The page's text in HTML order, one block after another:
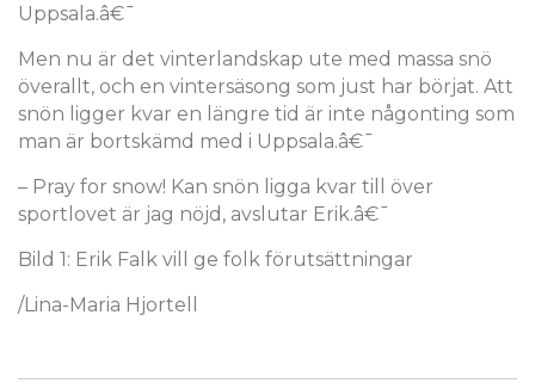
Uppsala.â€¯
Men nu är det vinterlandskap ute med massa snö
överallt, och en vintersäsong som just har börjat. Att
snön ligger kvar en längre tid är inte någonting som
man är bortskämd med i Uppsala.â€¯
– Pray for snow! Kan snön ligga kvar till över
sportlovet är jag nöjd, avslutar Erik.â€¯
Bild 1: Erik Falk vill ge folk förutsättningar
/Lina-Maria Hjortell